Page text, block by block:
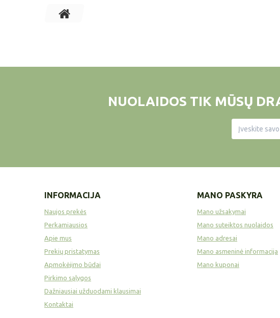
NUOLAIDOS TIK MŪSŲ
INFORMACIJA
Naujos prekės
Perkamiausios
Apie mus
Prekių pristatymas
Apmokėjimo būdai
Pirkimo sąlygos
Dažniausiai užduodami klausimai
Kontaktai
MANO PASKYRA
Mano užsakymai
Mano suteiktos nuolaidos
Mano adresai
Mano asmeninė informacija
Mano kuponai